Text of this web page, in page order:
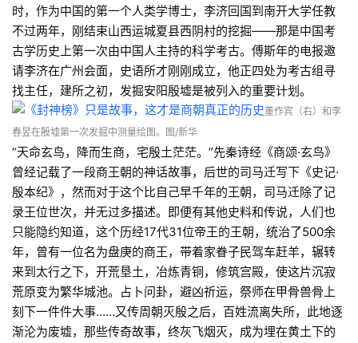
时，作为中国的第一个人类学博士，李济回国到南开大学任教
不过两年，刚结束山西运城夏县西阴村的挖掘——那是中国考
古学历史上第一次由中国人主持的科学考古。傅斯年的电报邀
请李济在广州会面，史语所才刚刚成立，他正四处为考古组寻
找主任，建所之初，发掘安阳殷墟是被列入的重要计划。
董作宾（右）和李
春昱在殷墟第一次发掘中测量绘图。
图/新华
“天命玄鸟，降而生商，宅殷土茫茫。”先秦诗经《商颂·玄鸟》
曾经记载了一段商王朝的神话故事，后世的司马迁写下《史记·
殷本纪》，然而对于这个比自己早千年的王朝，司马迁除了记
录王位世次，并无过多描述。即便有其他史料和传说，人们也
只能隐约知道，这个历经17代31位帝王的王朝，统治了500余
年，曾有一位名为盘庚的商王，带着家眷子民驾车赶羊，辗转
来到太行之下，开荒垦土，冶炼青铜，修筑宫殿，使这片沉寂
荒原变为繁华城池。占卜问卦，避凶祈运，祭师在甲骨兽骨上
刻下一件件大事……又传周朝灭殷之后，百姓流离失所，此地逐
渐沦为废墟，那些传奇故事，终灰飞烟灭，成为埋在黄土下的